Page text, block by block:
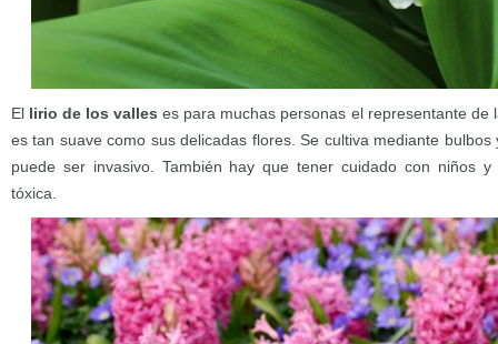
El lirio de los valles es para muchas personas el representante de
es tan suave como sus delicadas flores. Se cultiva mediante
puede ser invasivo. También hay que tener cuidado con niños
tóxica.